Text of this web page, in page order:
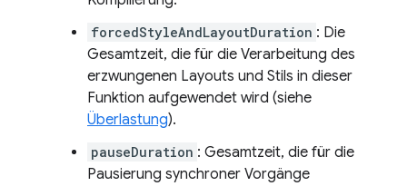
forcedStyleAndLayoutDuration : Die
Gesamtzeit, die für die Verarbeitung des
erzwungenen Layouts und Stils in dieser
Funktion aufgewendet wird (siehe
Überlastung).
pauseDuration : Gesamtzeit, die für die
Pausierung synchroner Vorgänge